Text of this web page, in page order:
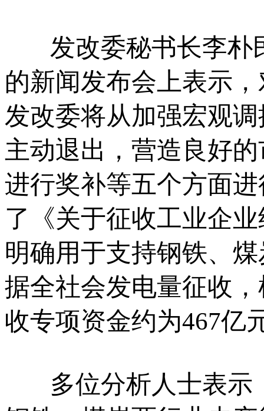
发改委秘书长李朴
的新闻发布会上表示
发改委将从加强宏观
主动退出，营造良好
进行奖补等五个方面
了《关于征收工业企
明确用于支持钢铁、
据全社会发电量征收
收专项资金约为467亿
多位分析人士表示